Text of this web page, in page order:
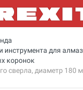
инструмента для
коронок
сверла, диаметр 180